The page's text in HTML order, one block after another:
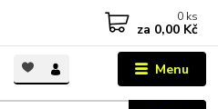
Menu
0 ks
za 0,00 Kč